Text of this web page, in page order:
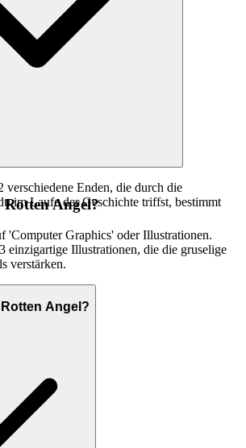
verschiedene Enden, die durch die
im Laufe der Geschichte triffst, bestimmt
Rotten Angel?
'Computer Graphics' oder Illustrationen.
einzigartige Illustrationen, die die gruselige
verstärken.
Angel?